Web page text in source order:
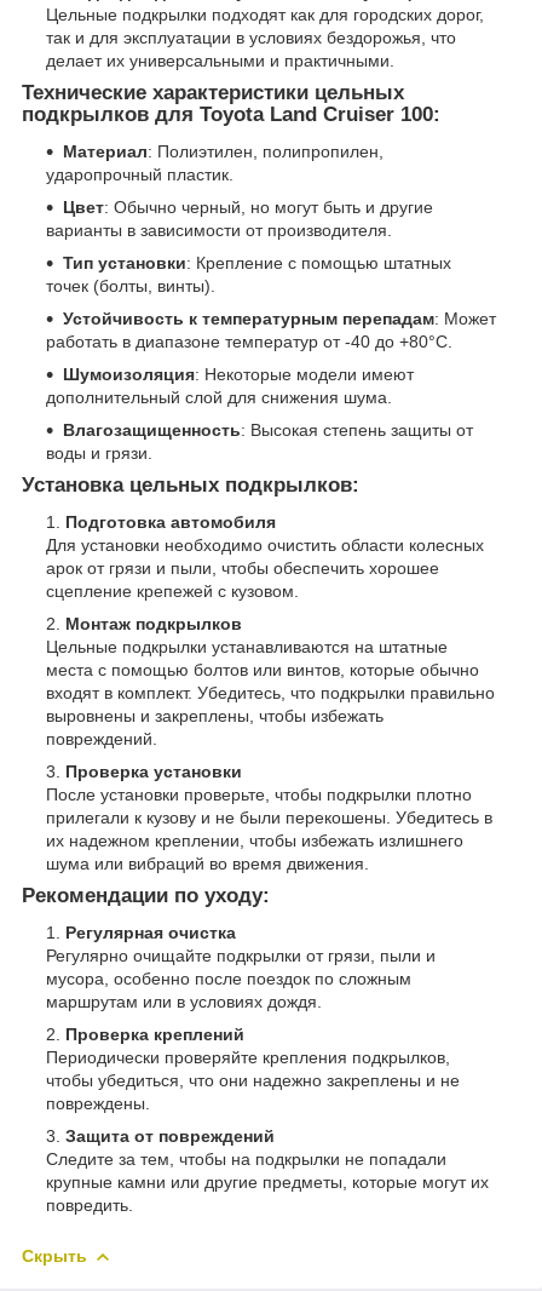
Цельные подкрылки подходят как для городских дорог,
так и для эксплуатации в условиях бездорожья, что
делает их универсальными и практичными.
Технические характеристики цельных
подкрылков для Toyota Land Cruiser 100:
Материал: Полиэтилен, полипропилен,
ударопрочный пластик.
Цвет: Обычно черный, но могут быть и другие
варианты в зависимости от производителя.
Тип установки: Крепление с помощью штатных
точек (болты, винты).
Устойчивость к температурным перепадам: Может
работать в диапазоне температур от -40 до +80°C.
Шумоизоляция: Некоторые модели имеют
дополнительный слой для снижения шума.
Влагозащищенность: Высокая степень защиты от
воды и грязи.
Установка цельных подкрылков:
Подготовка автомобиля
Для установки необходимо очистить области колесных
арок от грязи и пыли, чтобы обеспечить хорошее
сцепление крепежей с кузовом.
Монтаж подкрылков
Цельные подкрылки устанавливаются на штатные
места с помощью болтов или винтов, которые обычно
входят в комплект. Убедитесь, что подкрылки правильно
выровнены и закреплены, чтобы избежать
повреждений.
Проверка установки
После установки проверьте, чтобы подкрылки плотно
прилегали к кузову и не были перекошены. Убедитесь в
их надежном креплении, чтобы избежать излишнего
шума или вибраций во время движения.
Рекомендации по уходу:
Регулярная очистка
Регулярно очищайте подкрылки от грязи, пыли и
мусора, особенно после поездок по сложным
маршрутам или в условиях дождя.
Проверка креплений
Периодически проверяйте крепления подкрылков,
чтобы убедиться, что они надежно закреплены и не
повреждены.
Защита от повреждений
Следите за тем, чтобы на подкрылки не попадали
крупные камни или другие предметы, которые могут их
повредить.
Скрыть